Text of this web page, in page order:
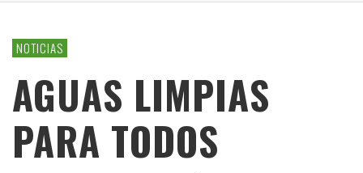
NOTICIAS
AGUAS LIMPIAS
PARA TODOS